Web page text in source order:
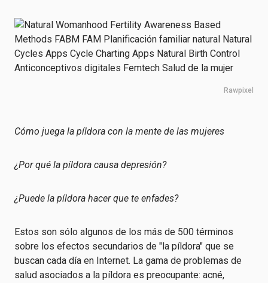
Rawpixel
Cómo juega la píldora con la mente de las mujeres
¿Por qué la píldora causa depresión?
¿Puede la píldora hacer que te enfades?
Estos son sólo algunos de los más de 500 términos
sobre los efectos secundarios de "la píldora" que se
buscan cada día en Internet. La gama de problemas de
salud asociados a la píldora es preocupante: acné,